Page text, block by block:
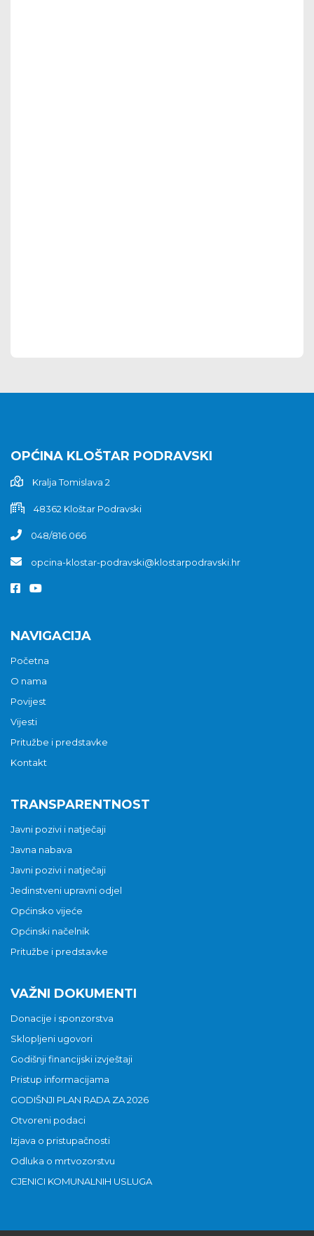
OPĆINA KLOŠTAR PODRAVSKI
Kralja Tomislava 2
48362 Kloštar Podravski
048/816 066
opcina-klostar-podravski@klostarpodravski.hr
NAVIGACIJA
Početna
O nama
Povijest
Vijesti
Pritužbe i predstavke
Kontakt
TRANSPARENTNOST
Javni pozivi i natječaji
Javna nabava
Javni pozivi i natječaji
Jedinstveni upravni odjel
Općinsko vijeće
Općinski načelnik
Pritužbe i predstavke
VAŽNI DOKUMENTI
Donacije i sponzorstva
Sklopljeni ugovori
Godišnji financijski izvještaji
Pristup informacijama
GODIŠNJI PLAN RADA ZA 2026
Otvoreni podaci
Izjava o pristupačnosti
Odluka o mrtvozorstvu
CJENICI KOMUNALNIH USLUGA